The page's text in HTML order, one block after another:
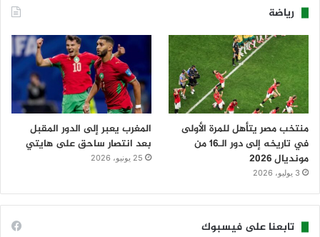
رياضة
منتخب مصر يتأهل للمرة الأولى
في تاريخه إلى دور الـ16 من
مونديال 2026
3 يوليو، 2026
المغرب يعبر إلى الدور المقبل
بعد انتصار ساحق على هايتي
25 يونيو، 2026
تابعنا على فيسبوك